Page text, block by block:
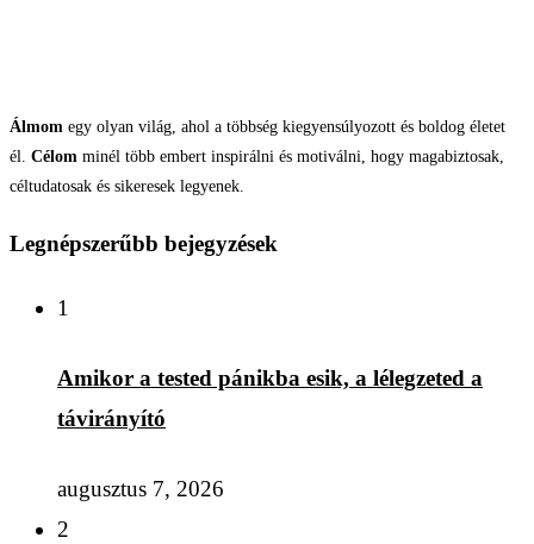
Álmom egy olyan világ, ahol a többség kiegyensúlyozott és boldog életet
él. Célom minél több embert inspirálni és motiválni, hogy magabiztosak,
céltudatosak és sikeresek legyenek.
Legnépszerűbb bejegyzések
1
Amikor a tested pánikba esik, a lélegzeted a
távirányító
augusztus 7, 2026
2